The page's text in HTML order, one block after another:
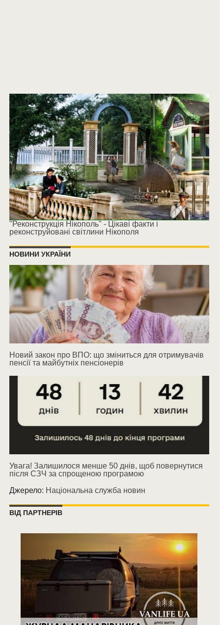
"Реконструкція Нікополь" - Цікаві факти і
реконструйовані світлини Нікополя
НОВИНИ УКРАЇНИ
Новий закон про ВПО: що зміниться для отримувачів
пенсії та майбутніх пенсіонерів
Увага! Залишилося менше 50 днів, щоб повернутися
після СЗЧ за спрощеною програмою
Джерело: Національна служба новин
ВІД ПАРТНЕРІВ